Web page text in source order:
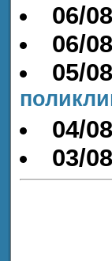
06/
06/
05/
04/
03/